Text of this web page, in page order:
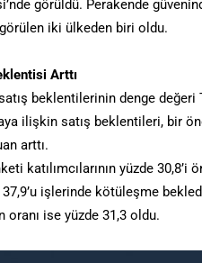
görüldü. Perakende
görülen iki ülkeden biri oldu.
Arttı
beklentilerinin denge değeri
ilişkin satış beklentileri, bir
arttı.
katılımcılarının yüzde
işlerinde kötüleşme
ise yüzde 31,3 oldu.